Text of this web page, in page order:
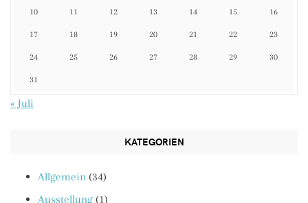
10 11 12 13 14 15 16
17 18 19 20 21 22 23
24 25 26 27 28 29 30
31
« Juli
KATEGORIEN
Allgemein (34)
Ausstellung (1)